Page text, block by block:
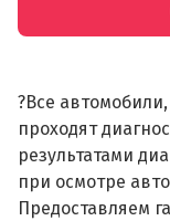
?Все
проходят
результатами
при осмотре
Предоставляем